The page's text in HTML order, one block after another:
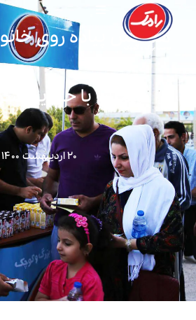
همایش پیاده روی
چمران با حمایت
۲۰ اردیبهشت ۱۴۰۰